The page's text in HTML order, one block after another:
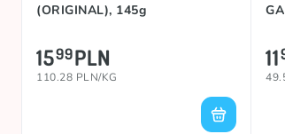
(ORIGINAL), 145g
1599PLN
110.28 PLN/KG
11